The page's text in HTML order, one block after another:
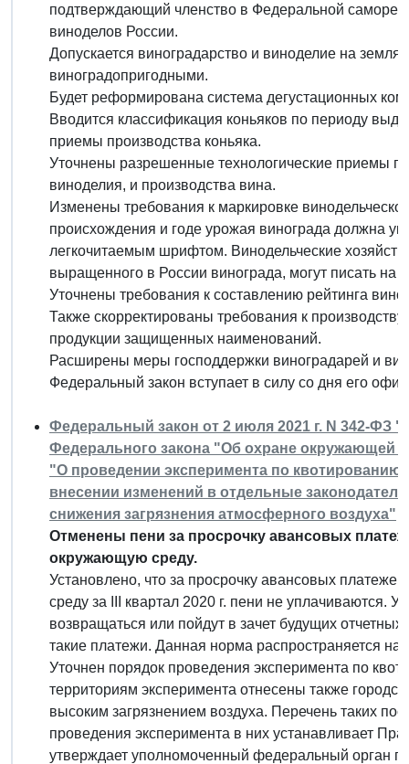
подтверждающий членство в Федеральной
виноделов России.
Допускается виноградарство и виноделие на
виноградопригодными.
Будет реформирована система дегустационных
Вводится классификация коньяков по периоду
приемы производства коньяка.
Уточнены разрешенные технологические приемы
виноделия, и производства вина.
Изменены требования к маркировке
происхождения и годе урожая винограда должна
легкочитаемым шрифтом. Винодельческие
выращенного в России винограда, могут писать на
Уточнены требования к составлению рейтинга
Также скорректированы требования к
продукции защищенных наименований.
Расширены меры господдержки виноградарей и
Федеральный закон вступает в силу со дня его
Федеральный закон от 2 июля 2021 г. N 342-ФЗ
Федерального закона "Об охране окружающей
"О проведении эксперимента по
внесении изменений в отдельные
снижения загрязнения атмосферного воздуха"
Отменены пени за просрочку авансовых
окружающую среду.
Установлено, что за просрочку авансовых
среду за III квартал 2020 г. пени не уплачиваются.
возвращаться или пойдут в зачет будущих
такие платежи. Данная норма распространяется
Уточнен порядок проведения эксперимента по
территориям эксперимента отнесены также
высоким загрязнением воздуха. Перечень таких
проведения эксперимента в них устанавливает
утверждает уполномоченный федеральный орган